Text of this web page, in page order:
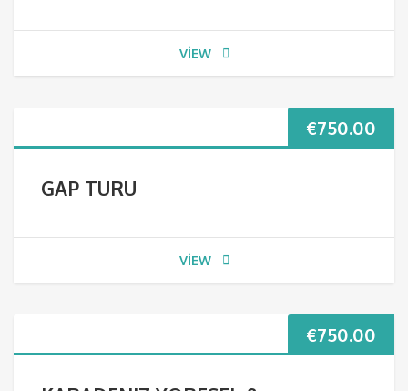
VIEW
€750.00
GAP TURU
VIEW
€750.00